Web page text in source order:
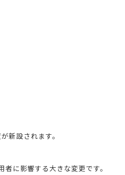
新設されます。
者に影響する大きな変更です。